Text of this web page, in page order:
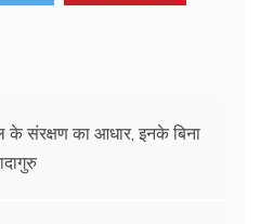
के संरक्षण का आधार, इनके बिना